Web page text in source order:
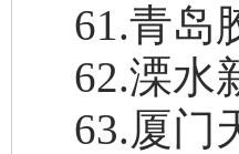
61.青岛
62.溧水
63.厦门